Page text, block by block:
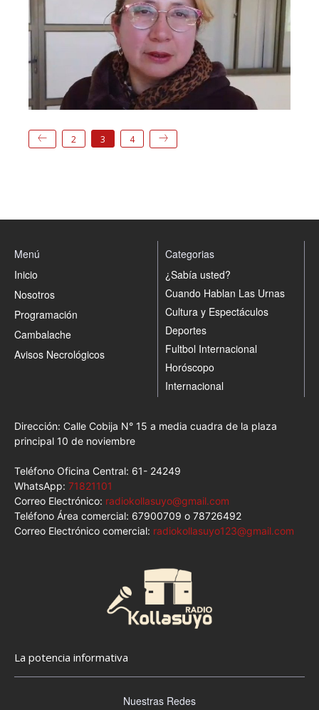
2 3 4
Menú
Inicio
Nosotros
Programación
Cambalache
Avisos Necrológicos
Categorias
¿Sabía usted?
Cuando Hablan Las Urnas
Cultura y Espectáculos
Deportes
Fultbol Internacional
Horóscopo
Internacional
Dirección: Calle Cobija N° 15 a media cuadra de la plaza
principal 10 de noviembre
Teléfono Oficina Central: 61- 24249
WhatsApp: 71821101
Correo Electrónico: radiokollasuyo@gmail.com
Teléfono Área comercial: 67900709 o 78726492
Correo Electrónico comercial: radiokollasuyo123@gmail.com
La potencia informativa
Nuestras Redes